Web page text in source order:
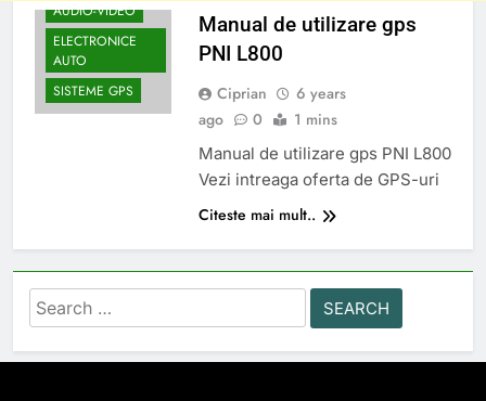
AUDIO-VIDEO
ELECTRONICE
AUTO
SISTEME GPS
Manual de utilizare gps
PNI L800
Ciprian
6 years
ago
0 1 mins
Manual de utilizare gps PNI L800
Vezi intreaga oferta de GPS-uri
Citeste mai mult..
Search
for: